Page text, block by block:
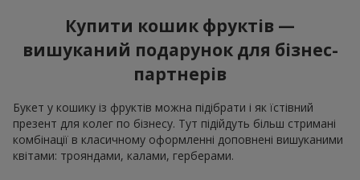
Купити кошик фруктів —
вишуканий подарунок для бізнес-
партнерів
Букет у кошику із фруктів можна підібрати і як їстівний
презент для колег по бізнесу. Тут підійдуть більш стримані
комбінації в класичному оформленні доповнені вишуканими
квітами: трояндами, калами, герберами.